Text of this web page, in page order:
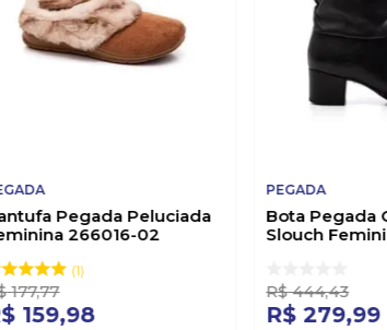
Pegada Peluciada
266016-02
1
177,77
159,98
PEGADA
Bota Pegada
Slouch
R$ 444,43
R$ 279,99